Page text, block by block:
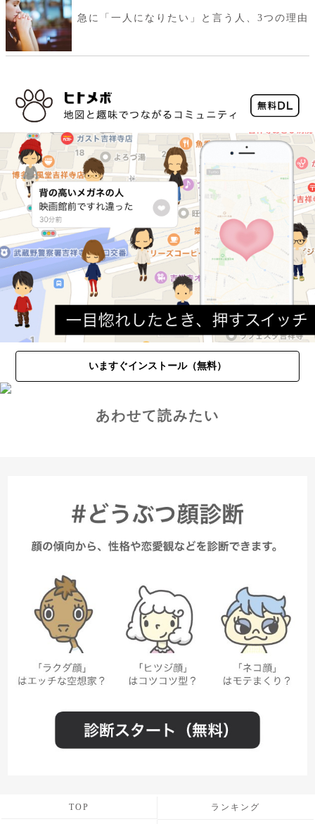
急に「一人になりたい」と言う人、3つの理由
いますぐインストール（無料）
あわせて読みたい
TOP ランキング